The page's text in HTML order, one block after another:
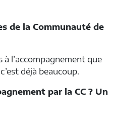
de la Communauté de
à l’accompagnement que
déjà beaucoup.
par la CC ? Un